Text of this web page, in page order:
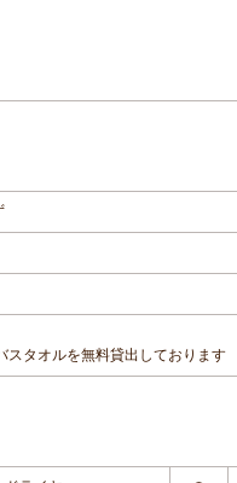
スタオルを無料貸出しております